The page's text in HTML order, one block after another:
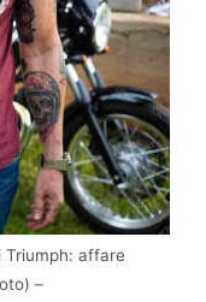
Triumph: affare
–